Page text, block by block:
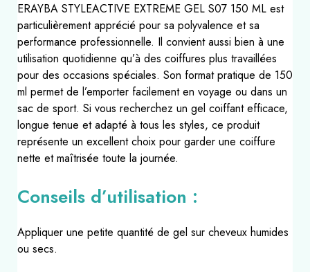
ERAYBA STYLEACTIVE EXTREME GEL S07 150 ML est
particulièrement apprécié pour sa polyvalence et sa
performance professionnelle. Il convient aussi bien à une
utilisation quotidienne qu’à des coiffures plus travaillées
pour des occasions spéciales. Son format pratique de 150
ml permet de l’emporter facilement en voyage ou dans un
sac de sport. Si vous recherchez un gel coiffant efficace,
longue tenue et adapté à tous les styles, ce produit
représente un excellent choix pour garder une coiffure
nette et maîtrisée toute la journée.
Conseils d’utilisation :
Appliquer une petite quantité de gel sur cheveux humides
ou secs.